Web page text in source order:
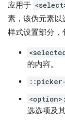
应用于
素，该伪元素以
样式设置部分，
的内容。
选选项及